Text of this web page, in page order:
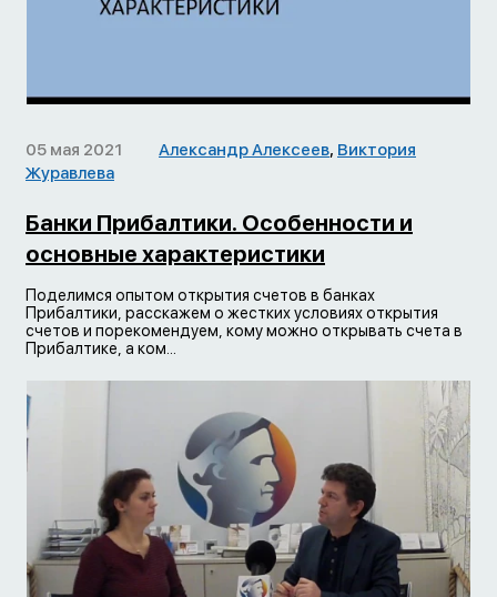
05 мая 2021 Александр Алексеев, Виктория
Журавлева
Банки Прибалтики. Особенности и
основные характеристики
Поделимся опытом открытия счетов в банках
Прибалтики, расскажем о жестких условиях открытия
счетов и порекомендуем, кому можно открывать счета в
Прибалтике, а ком...